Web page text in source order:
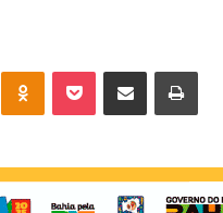
VK OK